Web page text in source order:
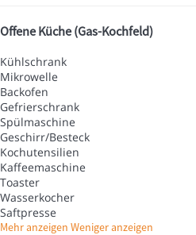
Offene Küche (Gas-Kochfeld)
Kühlschrank
Mikrowelle
Backofen
Gefrierschrank
Spülmaschine
Geschirr/Besteck
Kochutensilien
Kaffeemaschine
Toaster
Wasserkocher
Saftpresse
Mehr anzeigen Weniger anzeigen